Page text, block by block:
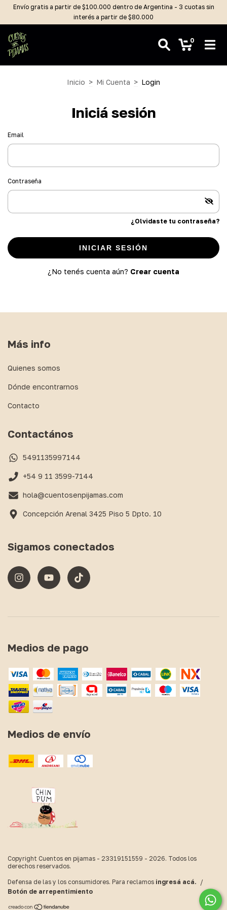
Envío gratis a partir de $100.000 dentro de Argentina - 3 cuotas sin
interés a partir de $80.000
0
Inicio > Mi Cuenta > Login
Iniciá sesión
Email
Contraseña
¿Olvidaste tu contraseña?
INICIAR SESIÓN
¿No tenés cuenta aún? Crear cuenta
Más info
Quienes somos
Dónde encontrarnos
Contacto
Contactános
5491135997144
+54 9 11 3599-7144
hola@cuentosenpijamas.com
Concepción Arenal 3425 Piso 5 Dpto. 10
Sigamos conectados
Medios de pago
Medios de envío
Copyright Cuentos en pijamas - 23319151559 - 2026. Todos los
derechos reservados.
Defensa de las y los consumidores. Para reclamos ingresá acá.
/
Botón de arrepentimiento